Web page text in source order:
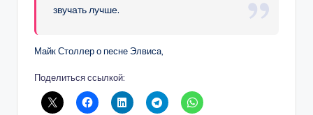
звучать лучше.
Майк Столлер о песне Элвиса,
Поделиться ссылкой: